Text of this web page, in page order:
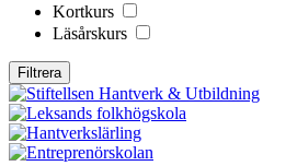
Kortkurs
Läsårskurs